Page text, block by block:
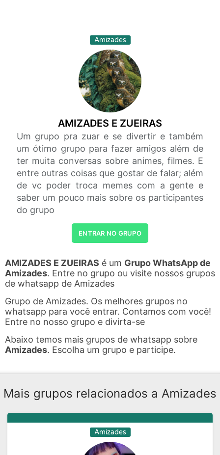
Amizades
AMIZADES E ZUEIRAS
Um grupo pra zuar e se divertir e também
um ótimo grupo para fazer amigos além de
ter muita conversas sobre animes, filmes. E
entre outras coisas que gostar de falar; além
de vc poder troca memes com a gente e
saber um pouco mais sobre os participantes
do grupo
ENTRAR NO GRUPO
AMIZADES E ZUEIRAS é um Grupo WhatsApp de
Amizades. Entre no grupo ou visite nossos grupos
de whatsapp de Amizades
Grupo de Amizades. Os melhores grupos no
whatsapp para você entrar. Contamos com você!
Entre no nosso grupo e divirta-se
Abaixo temos mais grupos de whatsapp sobre
Amizades. Escolha um grupo e participe.
Mais grupos relacionados a Amizades
Amizades